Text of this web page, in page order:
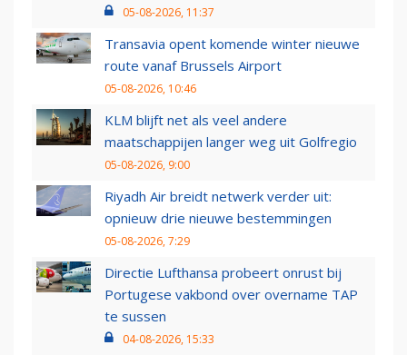
05-08-2026, 11:37
Transavia opent komende winter nieuwe
route vanaf Brussels Airport
05-08-2026, 10:46
KLM blijft net als veel andere
maatschappijen langer weg uit Golfregio
05-08-2026, 9:00
Riyadh Air breidt netwerk verder uit:
opnieuw drie nieuwe bestemmingen
05-08-2026, 7:29
Directie Lufthansa probeert onrust bij
Portugese vakbond over overname TAP
te sussen
04-08-2026, 15:33